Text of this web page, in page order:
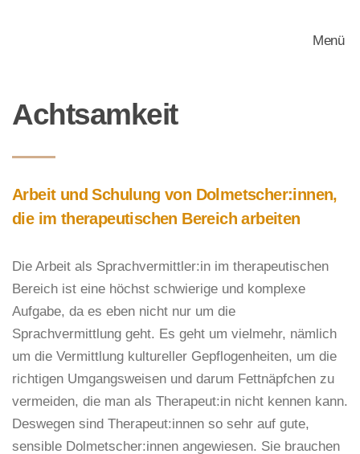
Menü
Achtsamkeit
Arbeit und Schulung von Dolmetscher:innen,
die im therapeutischen Bereich arbeiten
Die Arbeit als Sprachvermittler:in im therapeutischen
Bereich ist eine höchst schwierige und komplexe
Aufgabe, da es eben nicht nur um die
Sprachvermittlung geht. Es geht um vielmehr, nämlich
um die Vermittlung kultureller Gepflogenheiten, um die
richtigen Umgangsweisen und darum Fettnäpfchen zu
vermeiden, die man als Therapeut:in nicht kennen kann.
Deswegen sind Therapeut:innen so sehr auf gute,
sensible Dolmetscher:innen angewiesen. Sie brauchen